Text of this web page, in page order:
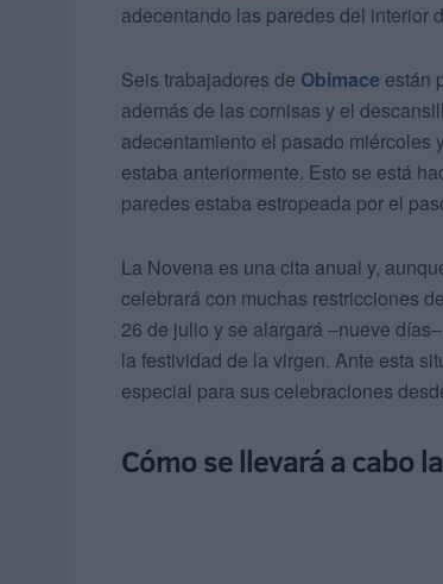
adecentando las paredes del interior
Seis trabajadores de Obimace están
además de las cornisas y el
adecentamiento el pasado miércoles
estaba anteriormente. Esto se está
paredes estaba estropeada por el
La Novena es una cita anual y,
celebrará con muchas restricciones
26 de julio y se alargará –nueve
la festividad de la virgen. Ante esta
especial para sus celebraciones
Cómo se llevará a cabo